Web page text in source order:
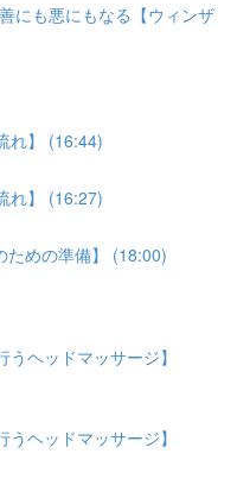
にも悪にもなる【ウィンザ
れ】 (16:44)
れ】 (16:27)
ための準備】 (18:00)
ヘッドマッサージ】
ヘッドマッサージ】